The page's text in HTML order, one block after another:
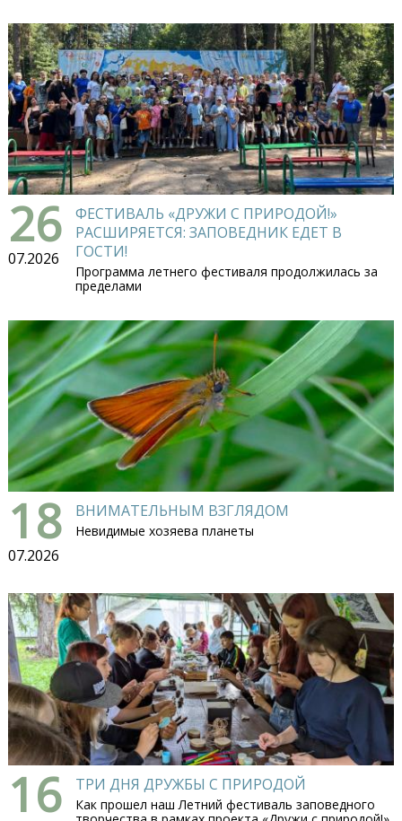
26
07.2026
ФЕСТИВАЛЬ «ДРУЖИ С ПРИРОДОЙ!»
РАСШИРЯЕТСЯ: ЗАПОВЕДНИК ЕДЕТ В
ГОСТИ!
Программа летнего фестиваля продолжилась за
пределами
18
07.2026
ВНИМАТЕЛЬНЫМ ВЗГЛЯДОМ
Невидимые хозяева планеты
16 ТРИ ДНЯ ДРУЖБЫ С ПРИРОДОЙ
Как прошел наш Летний фестиваль заповедного